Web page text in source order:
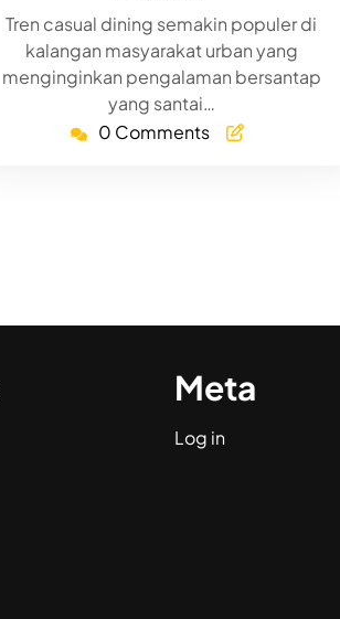
Tren casual dining semakin populer di
kalangan masyarakat urban yang
menginginkan pengalaman bersantap
yang santai…
0 Comments
Meta
Log in